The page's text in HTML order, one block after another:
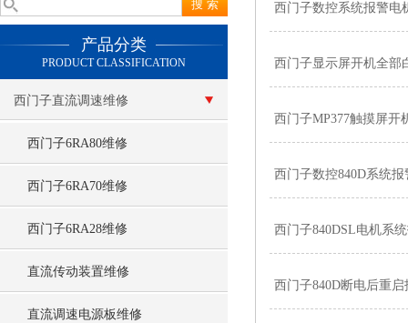
产品分类
PRODUCT CLASSIFICATION
西门子直流调速维修
西门子6RA80维修
西门子6RA70维修
西门子6RA28维修
直流传动装置维修
直流调速电源板维修
西门子数控系统报警电
西门子显示屏开机全部
西门子MP377触摸屏开
西门子数控840D系统报
西门子840DSL电机系
西门子840D断电后重